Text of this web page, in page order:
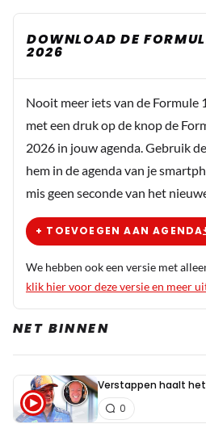
DOWNLOAD DE
2026
Nooit meer iets van de Formule
met een druk op de knop de
2026 in jouw agenda. Gebruik
hem in de agenda van je
mis geen seconde van het
+ TOEVOEGEN AAN AGENDA
We hebben ook een versie met
klik hier voor deze versie en meer
NET BINNEN
Verstappen haalt
0